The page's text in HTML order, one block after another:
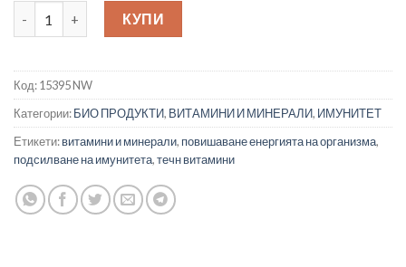
количество за Nature’s Way Alive! Complete Liquid
КУПИ
Код:15395 NW
Категории:БИО ПРОДУКТИ, ВИТАМИНИ И МИНЕРАЛИ, ИМУНИТЕТ
Етикети:витамини и минерали, повишаване енергията на организма,
подсилване на имунитета,течн витамини